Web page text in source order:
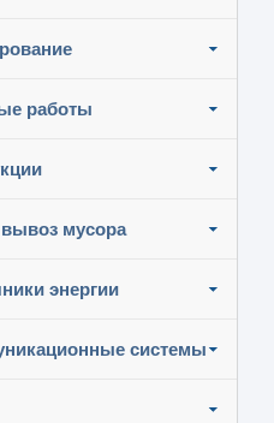
работы
мусора
энергии
системы